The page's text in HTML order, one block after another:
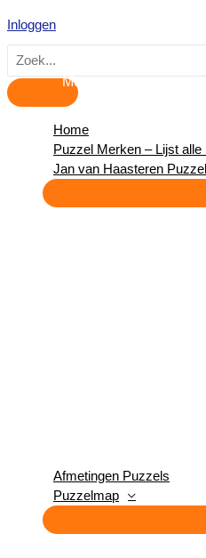
naar
de
inhoud
Inloggen
Zoeken
naar:
Home
Puzzel Merken – Lijst alle
Jan van Haasteren
Afmetingen Puzzels
Puzzelmap